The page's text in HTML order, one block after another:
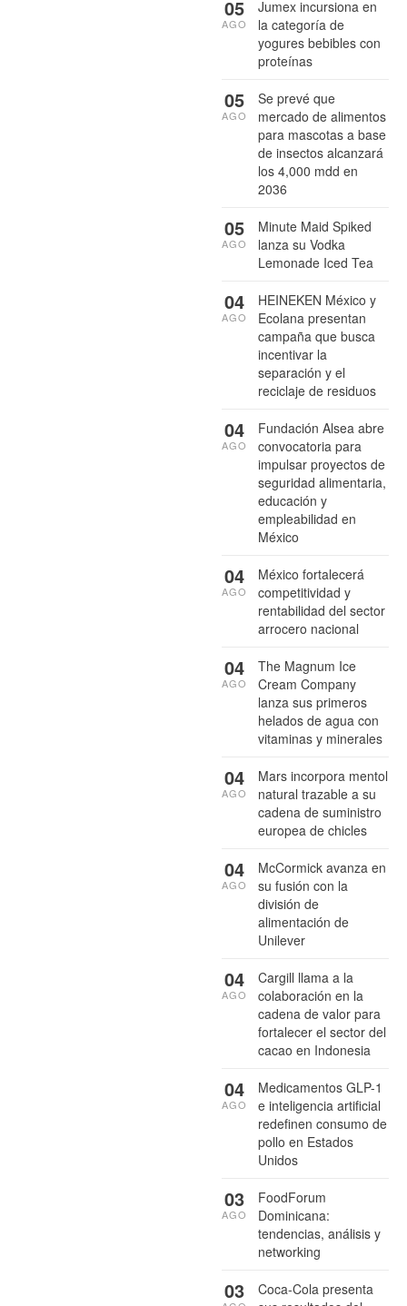
Jumex incursiona en
la categoría de
yogures bebibles con
proteínas
05
AGO
Se prevé que
mercado de alimentos
para mascotas a base
de insectos alcanzará
los 4,000 mdd en
2036
05
AGO
Minute Maid Spiked
lanza su Vodka
Lemonade Iced Tea
05
AGO
HEINEKEN México y
Ecolana presentan
campaña que busca
incentivar la
separación y el
reciclaje de residuos
04
AGO
Fundación Alsea abre
convocatoria para
impulsar proyectos de
seguridad alimentaria,
educación y
empleabilidad en
México
04
AGO
México fortalecerá
competitividad y
rentabilidad del sector
arrocero nacional
04
AGO
The Magnum Ice
Cream Company
lanza sus primeros
helados de agua con
vitaminas y minerales
04
AGO
Mars incorpora mentol
natural trazable a su
cadena de suministro
europea de chicles
04
AGO
McCormick avanza en
su fusión con la
división de
alimentación de
Unilever
04
AGO
Cargill llama a la
colaboración en la
cadena de valor para
fortalecer el sector del
cacao en Indonesia
04
AGO
Medicamentos GLP-1
e inteligencia artificial
redefinen consumo de
pollo en Estados
Unidos
04
AGO
FoodForum
Dominicana:
tendencias, análisis y
networking
03
AGO
Coca-Cola presenta
03